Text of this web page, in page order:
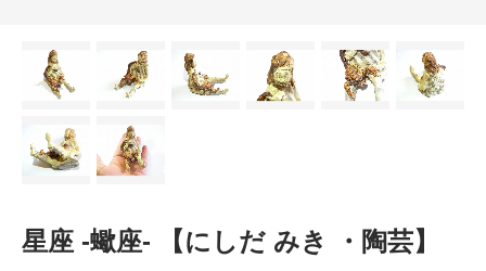
星座 -蠍座- 【にしだ みき ・陶芸】